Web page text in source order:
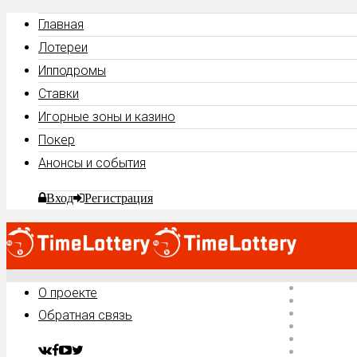
Главная
Лотереи
Ипподромы
Ставки
Игорные зоны и казино
Покер
Анонсы и события
Вход Регистрация
О проекте
Обратная связь